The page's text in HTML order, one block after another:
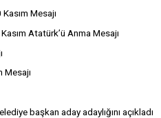
Mesajı
Atatürk’ü Anma Mesajı
Mesajı
başkan aday adaylığını açıkladı